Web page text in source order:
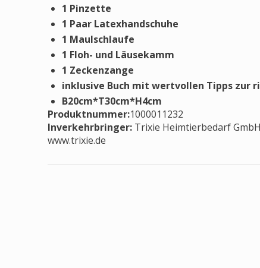
1 Pinzette
1 Paar Latexhandschuhe
1 Maulschlaufe
1 Floh- und Läusekamm
1 Zeckenzange
inklusive Buch mit wertvollen Tipps zur
B20cm*T30cm*H4cm
Produktnummer:1000011232
Inverkehrbringer: Trixie Heimtierbedarf
www.trixie.de